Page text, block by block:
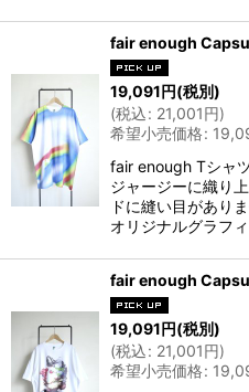
fair enough
19,091円(税別)
(税込: 21,001円)
希望小売価格:
fair enough Tシャ
ジャージーに織り
ドに縫い目があり
オリジナルグラフ
fair enough
19,091円(税別)
(税込: 21,001円)
希望小売価格: